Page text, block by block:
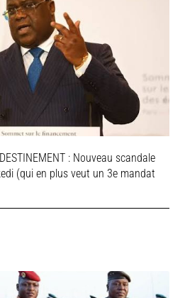
: Nouveau scandale
(qui en plus veut un 3e mandat